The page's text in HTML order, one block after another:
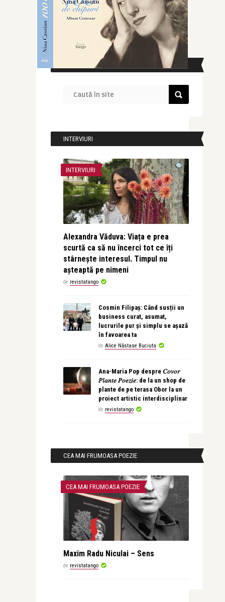
CAUTĂ ÎN SITE
INTERVIURI
INTERVIURI
Alexandra Văduva: Viața e prea
scurtă ca să nu încerci tot ce îți
stârnește interesul. Timpul nu
așteaptă pe nimeni
de revistatango
Cosmin Filipaș: Când susții un
business curat, asumat,
lucrurile pur și simplu se așază
în favoarea ta
de Alice Năstase Buciuta
Ana-Maria Pop despre 𝐶𝑜𝑣𝑜𝑟
𝑃𝑙𝑎𝑛𝑡𝑒 𝑃𝑜𝑒𝑧𝑖𝑒: de la un shop de
plante de pe terasa Obor la un
proiect artistic interdisciplinar
de revistatango
CEA MAI FRUMOASA POEZIE
CEA MAI FRUMOASA POEZIE
Maxim Radu Niculai – Sens
de revistatango